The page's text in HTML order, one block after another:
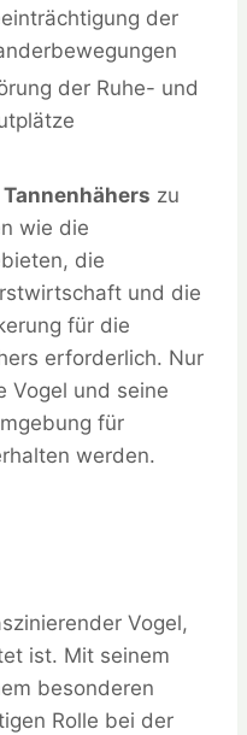
der
der Ruhe- und
zu
wie die
die
und die
für die
erforderlich. Nur
Vogel und seine
für
werden.
Vogel,
ist. Mit seinem
besonderen
Rolle bei der